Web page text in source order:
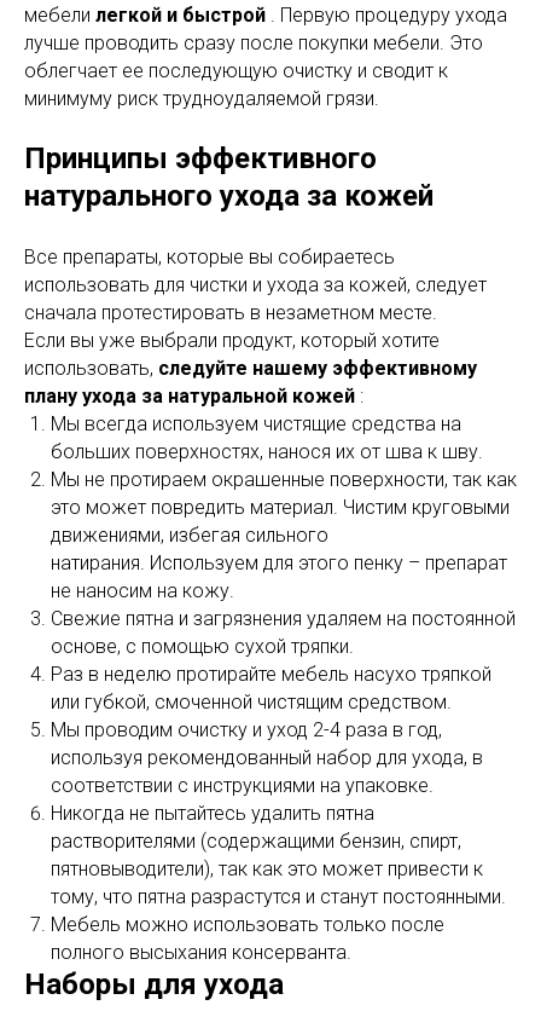
мебели легкой и быстрой . Первую процедуру ухода
лучше проводить сразу после покупки мебели. Это
облегчает ее последующую очистку и сводит к
минимуму риск трудноудаляемой грязи.
Принципы эффективного
натурального ухода за кожей
Все препараты, которые вы собираетесь
использовать для чистки и ухода за кожей, следует
сначала протестировать в незаметном месте.
Если вы уже выбрали продукт, который хотите
использовать, следуйте нашему эффективному
плану ухода за натуральной кожей :
Мы всегда используем чистящие средства на
больших поверхностях, нанося их от шва к шву.
Мы не протираем окрашенные поверхности, так как
это может повредить материал. Чистим круговыми
движениями, избегая сильного
натирания. Используем для этого пенку – препарат
не наносим на кожу.
Свежие пятна и загрязнения удаляем на постоянной
основе, с помощью сухой тряпки.
Раз в неделю протирайте мебель насухо тряпкой
или губкой, смоченной чистящим средством.
Мы проводим очистку и уход 2-4 раза в год,
используя рекомендованный набор для ухода, в
соответствии с инструкциями на упаковке.
Никогда не пытайтесь удалить пятна
растворителями (содержащими бензин, спирт,
пятновыводители), так как это может привести к
тому, что пятна разрастутся и станут постоянными.
Мебель можно использовать только после
полного высыхания консерванта.
Наборы для ухода